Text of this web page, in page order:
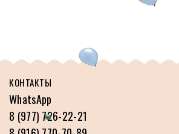
КОНТАКТЫ
WhatsApp
8 (977) 726-22-21